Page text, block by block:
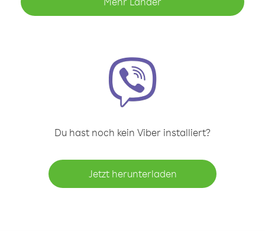
Du hast noch kein Viber installiert?
Jetzt herunterladen